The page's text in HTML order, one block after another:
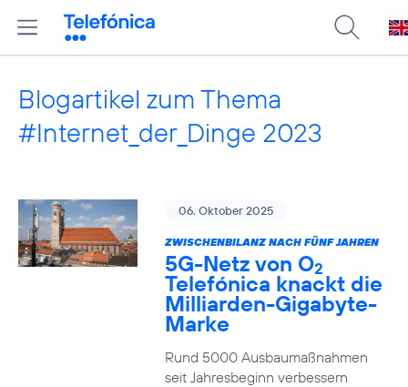
Blogartikel zum Thema
#Internet_der_Dinge 2023
06. Oktober 2025
ZWISCHENBILANZ NACH FÜNF JAHREN
5G-Netz von O2
Telefónica knackt die
Milliarden-Gigabyte-
Marke
Rund 5000 Ausbaumaßnahmen
seit Jahresbeginn verbessern